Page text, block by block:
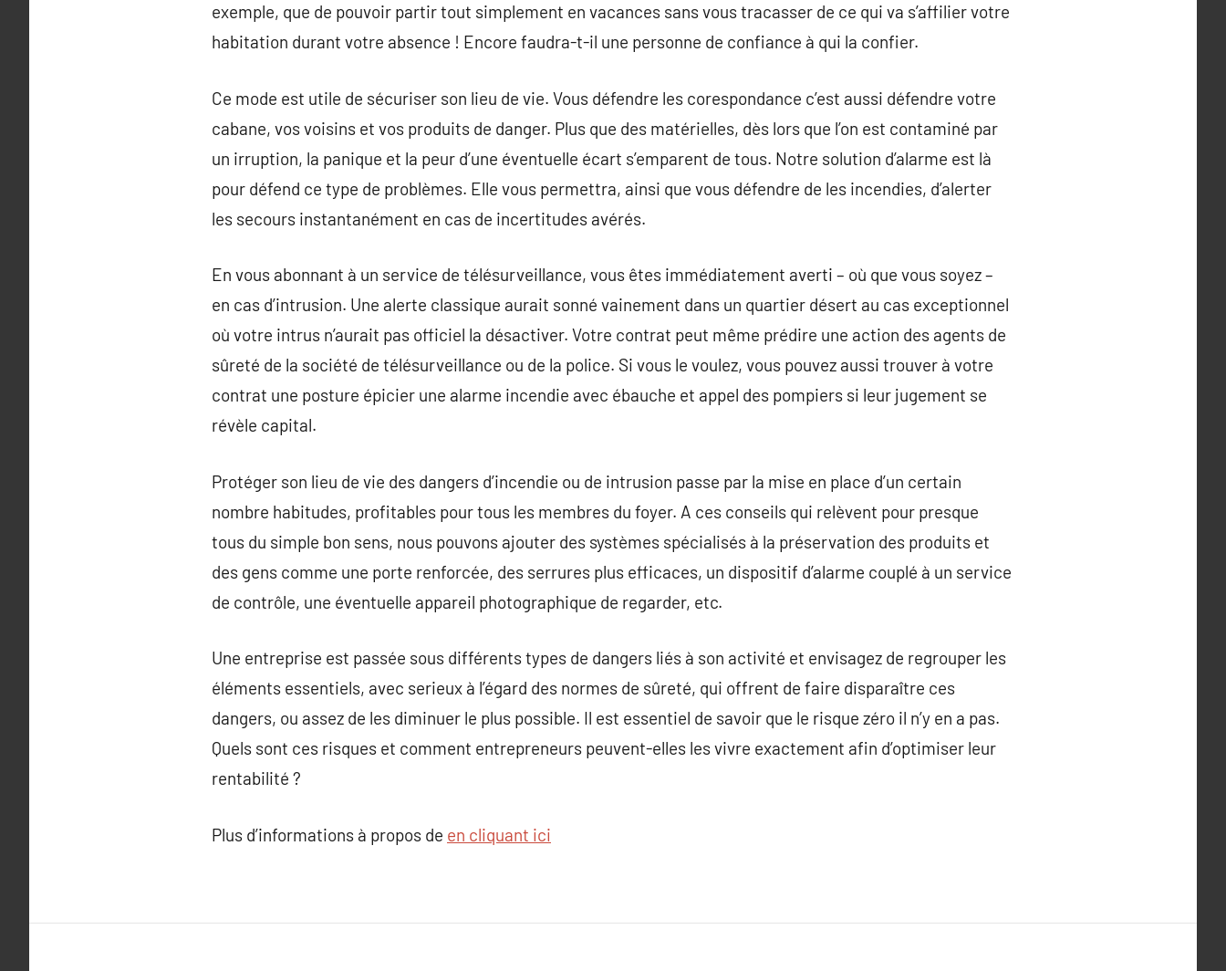
exemple, que de pouvoir partir tout simplement en vacances sans vous tracasser de ce qui va s’affilier votre
habitation durant votre absence ! Encore faudra-t-il une personne de confiance à qui la confier.
Ce mode est utile de sécuriser son lieu de vie. Vous défendre les corespondance c’est aussi défendre votre
cabane, vos voisins et vos produits de danger. Plus que des matérielles, dès lors que l’on est contaminé par
un irruption, la panique et la peur d’une éventuelle écart s’emparent de tous. Notre solution d’alarme est là
pour défend ce type de problèmes. Elle vous permettra, ainsi que vous défendre de les incendies, d’alerter
les secours instantanément en cas de incertitudes avérés.
En vous abonnant à un service de télésurveillance, vous êtes immédiatement averti – où que vous soyez –
en cas d’intrusion. Une alerte classique aurait sonné vainement dans un quartier désert au cas exceptionnel
où votre intrus n’aurait pas officiel la désactiver. Votre contrat peut même prédire une action des agents de
sûreté de la société de télésurveillance ou de la police. Si vous le voulez, vous pouvez aussi trouver à votre
contrat une posture épicier une alarme incendie avec ébauche et appel des pompiers si leur jugement se
révèle capital.
Protéger son lieu de vie des dangers d’incendie ou de intrusion passe par la mise en place d’un certain
nombre habitudes, profitables pour tous les membres du foyer. A ces conseils qui relèvent pour presque
tous du simple bon sens, nous pouvons ajouter des systèmes spécialisés à la préservation des produits et
des gens comme une porte renforcée, des serrures plus efficaces, un dispositif d’alarme couplé à un service
de contrôle, une éventuelle appareil photographique de regarder, etc.
Une entreprise est passée sous différents types de dangers liés à son activité et envisagez de regrouper les
éléments essentiels, avec serieux à l’égard des normes de sûreté, qui offrent de faire disparaître ces
dangers, ou assez de les diminuer le plus possible. Il est essentiel de savoir que le risque zéro il n’y en a pas.
Quels sont ces risques et comment entrepreneurs peuvent-elles les vivre exactement afin d’optimiser leur
rentabilité ?
Plus d’informations à propos de en cliquant ici